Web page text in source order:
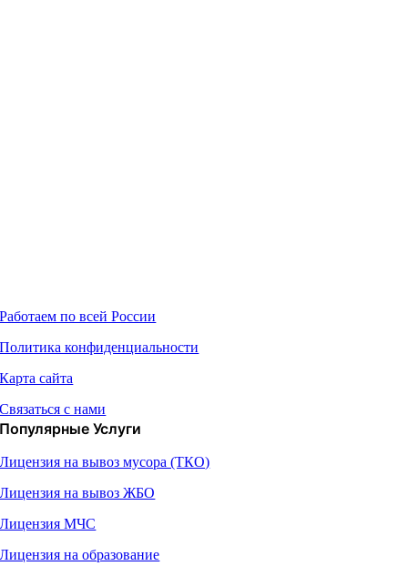
Работаем по всей России
Политика конфиденциальности
Карта сайта
Связаться с нами
Популярные Услуги
Лицензия на вывоз мусора (ТКО)
Лицензия на вывоз ЖБО
Лицензия МЧС
Лицензия на образование